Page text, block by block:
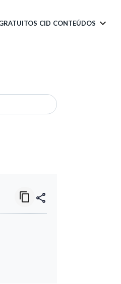
CID CONTEÚDOS